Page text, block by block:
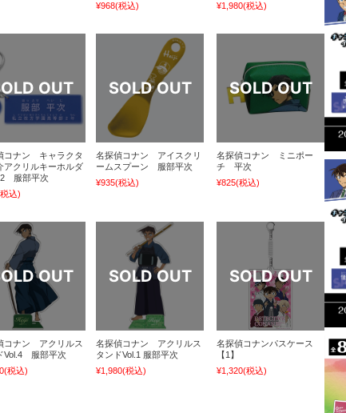
¥968(税込)
¥1,980(税込)
コナン キャラクタ
アクリルキーホルダ
服部平次
込)
名探偵コナン アイスクリ
ームスプーン 服部平次
¥935(税込)
名探偵コナン ミニポー
チ 平次
¥825(税込)
コナン アクリルス
Vol.4 服部平次
(税込)
名探偵コナン アクリルス
タンドVol.1 服部平次
¥1,980(税込)
名探偵コナンパスケース
【1】
¥1,320(税込)